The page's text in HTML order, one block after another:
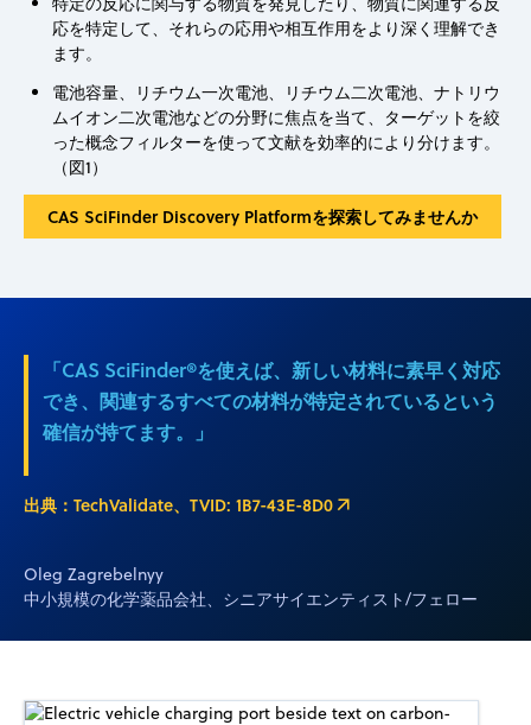
応を特定して、それらの応用や相互作用をより深く理解でき
ます。
電池容量、リチウム一次電池、リチウム二次電池、ナトリウ
ムイオン二次電池などの分野に焦点を当て、ターゲットを絞
った概念フィルターを使って文献を効率的により分けます。
（図1）
CAS SciFinder Discovery Platformを探索してみませんか
「CAS SciFinder®を使えば、新しい材料に素早く対応
でき、関連するすべての材料が特定されているという
確信が持てます。」
出典：TechValidate、TVID: 1B7-43E-8D0
Oleg Zagrebelnyy
中小規模の化学薬品会社、シニアサイエンティスト/フェロー